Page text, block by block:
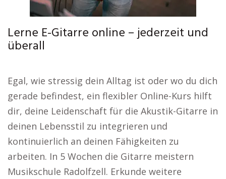
Lerne E-Gitarre online – jederzeit und
überall
Egal, wie stressig dein Alltag ist oder wo du dich
gerade befindest, ein flexibler Online-Kurs hilft
dir, deine Leidenschaft für die Akustik-Gitarre in
deinen Lebensstil zu integrieren und
kontinuierlich an deinen Fähigkeiten zu
arbeiten. In 5 Wochen die Gitarre meistern
Musikschule Radolfzell. Erkunde weitere